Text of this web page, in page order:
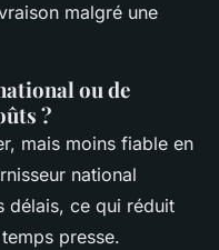
malgré une
ou de
?
mais moins fiable en
national
délais, ce qui réduit
presse.